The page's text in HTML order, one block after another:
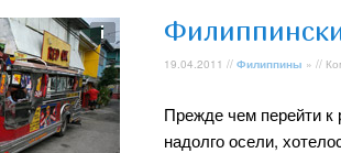
19.04.2011 // Филиппины » //
Прежде чем перейти к
надолго осели,